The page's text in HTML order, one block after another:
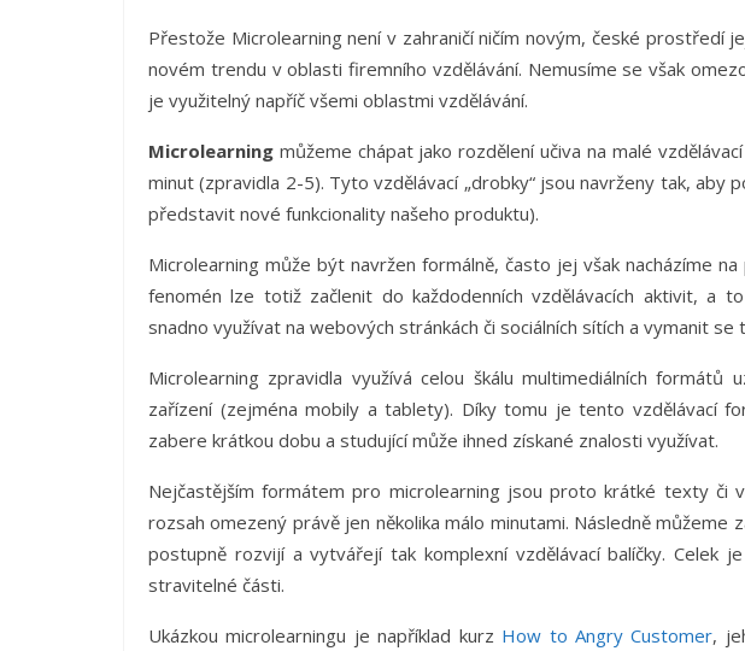
Přestože Microlearning není v zahraničí ničím novým, české prostředí
novém trendu v oblasti firemního vzdělávání. Nemusíme se však
je využitelný napříč všemi oblastmi vzdělávání.
Microlearning můžeme chápat jako rozdělení učiva na malé
minut (zpravidla 2-5). Tyto vzdělávací „drobky“ jsou navrženy tak, aby
představit nové funkcionality našeho produktu).
Microlearning může být navržen formálně, často jej však nacházíme
fenomén lze totiž začlenit do každodenních vzdělávacích aktivit, a
snadno využívat na webových stránkách či sociálních sítích a vymanit
Microlearning zpravidla využívá celou škálu multimediálních
zařízení (zejména mobily a tablety). Díky tomu je tento vzdělávací
zabere krátkou dobu a studující může ihned získané znalosti využívat.
Nejčastějším formátem pro microlearning jsou proto krátké texty či
rozsah omezený právě jen několika málo minutami. Následně
postupně rozvijí a vytvářejí tak komplexní vzdělávací balíčky. Celek
stravitelné části.
Ukázkou microlearningu je například kurz How to Angry Customer,